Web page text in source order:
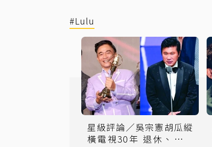
#Lulu
星級評論／吳宗憲胡瓜縱
橫電視30年 退休、交棒